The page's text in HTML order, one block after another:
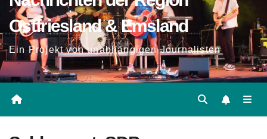
Ostfriesland & Emsland
Ein Projekt von unabhängigen Journalisten